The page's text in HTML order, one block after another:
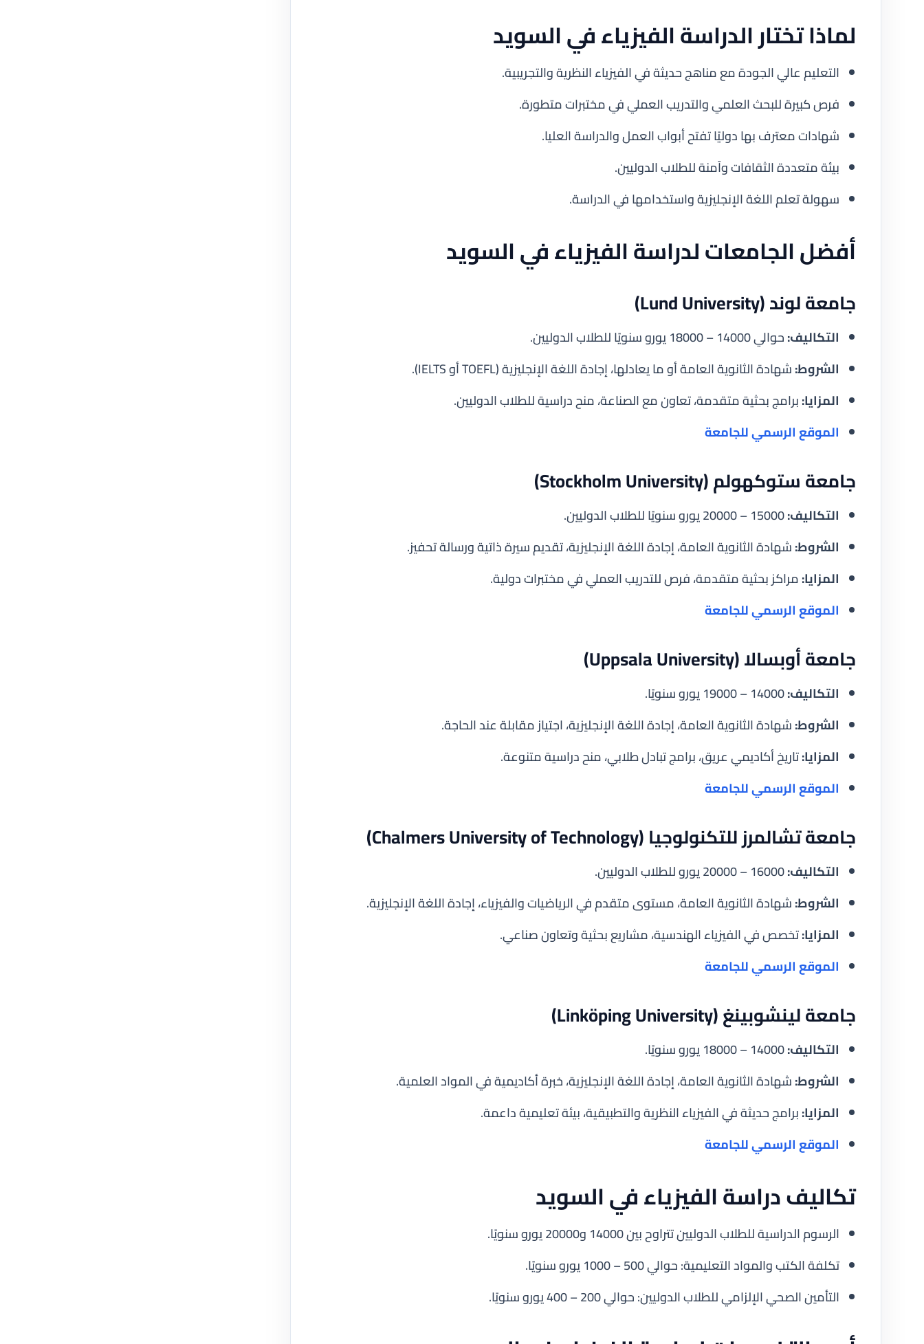
لماذا تختار الدراسة الفيزياء في السويد
التعليم عالي الجودة مع مناهج حديثة في الفيزياء النظرية والتجريبية.
فرص كبيرة للبحث العلمي والتدريب العملي في مختبرات متطورة.
شهادات معترف بها دوليًا تفتح أبواب العمل والدراسة العليا.
بيئة متعددة الثقافات وآمنة للطلاب الدوليين.
سهولة تعلم اللغة الإنجليزية واستخدامها في الدراسة.
أفضل الجامعات لدراسة الفيزياء في السويد
جامعة لوند (Lund University)
التكاليف:حوالي 14000 – 18000 يورو سنويًا للطلاب الدوليين.
الشروط:شهادة الثانوية العامة أو ما يعادلها، إجادة اللغة الإنجليزية (TOEFL أو IELTS).
المزايا:برامج بحثية متقدمة، تعاون مع الصناعة، منح دراسية للطلاب الدوليين.
الموقع الرسمي للجامعة
جامعة ستوكهولم (Stockholm University)
التكاليف:
الشروط:شهادة الثانوية العامة، إجادة اللغة الإنجليزية، تقديم سيرة ذاتية ورسالة تحفيز.
المزايا:مراكز بحثية متقدمة، فرص للتدريب العملي في مختبرات دولية.
الموقع الرسمي للجامعة
جامعة أوبسالا (Uppsala University)
التكاليف:
الشروط:شهادة الثانوية العامة، إجادة اللغة الإنجليزية، اجتياز مقابلة عند الحاجة.
المزايا:تاريخ أكاديمي عريق، برامج تبادل طلابي، منح دراسية متنوعة.
الموقع الرسمي للجامعة
جامعة تشالمرز للتكنولوجيا (Chalmers University of Technology)
التكاليف:
الشروط:شهادة الثانوية العامة، مستوى متقدم في الرياضيات والفيزياء، إجادة اللغة الإنجليزية.
المزايا:تخصص في الفيزياء الهندسية، مشاريع بحثية وتعاون صناعي.
الموقع الرسمي للجامعة
جامعة لينشوبينغ (Linköping University)
التكاليف:
الشروط:شهادة الثانوية العامة، إجادة اللغة الإنجليزية، خبرة أكاديمية في المواد العلمية.
المزايا:برامج حديثة في الفيزياء النظرية والتطبيقية، بيئة تعليمية داعمة.
الموقع الرسمي للجامعة
تكاليف دراسة الفيزياء في السويد
الرسوم الدراسية للطلاب الدوليين تتراوح بين 14000 و20000 يورو سنويًا.
تكلفة الكتب والمواد التعليمية: حوالي 500 – 1000 يورو سنويًا.
التأمين الصحي الإلزامي للطلاب الدوليين: حوالي 200 – 400 يورو سنويًا.